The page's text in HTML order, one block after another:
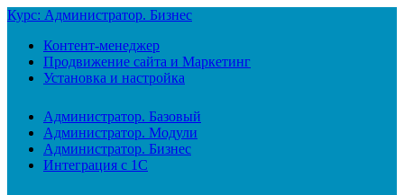
Курс: Администратор. Бизнес
Контент-менеджер
Продвижение сайта и Маркетинг
Установка и настройка
Администратор. Базовый
Администратор. Модули
Администратор. Бизнес
Интеграция с 1С